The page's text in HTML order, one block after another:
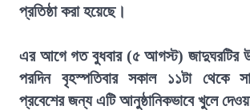
প্রতিষ্ঠা করা হয়েছে।
এর আগে গত বুধবার (৫ আগস্ট) জাদুঘরটির
পরদিন বৃহস্পতিবার সকাল ১১টা থেকে
প্রবেশের জন্য এটি আনুষ্ঠানিকভাবে খুলে